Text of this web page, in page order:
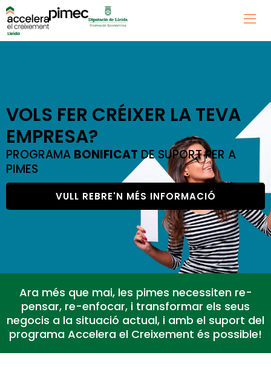
VOLS FER CRÉIXER LA TEVA
EMPRESA?
PROGRAMA BONIFICAT DE SUPORT PER A
PIMES
VULL REBRE'N MÉS INFORMACIÓ
Ara més que mai, les pimes necessiten re-
pensar, re-enfocar, i transformar els seus
negocis a la situació actual, i amb el suport del
programa Accelera el Creixement és possible!